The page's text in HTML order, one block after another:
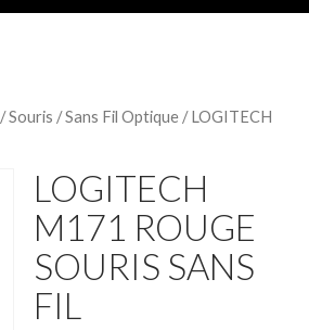
/Souris /Sans Fil Optique / LOGITECH
LOGITECH
M171 ROUGE
SOURIS SANS
FIL